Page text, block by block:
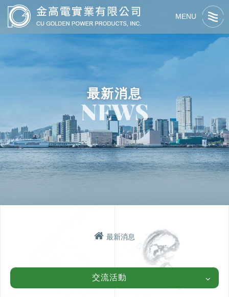
MENU
關於我們 最新消息
TWSDS台灣給水排水研究
學會 & 金高電實業
產品介紹
金高電CUD多通道總存水
彎
最新消息
NEWS
最新消息
交流活動